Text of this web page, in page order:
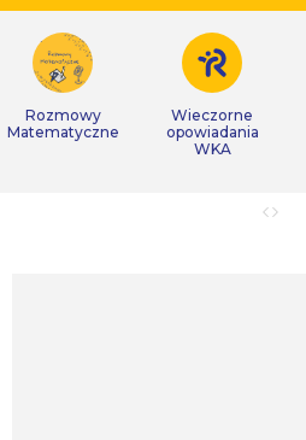
Rozmowy
Matematyczne
Wieczorne
opowiadania
WKA